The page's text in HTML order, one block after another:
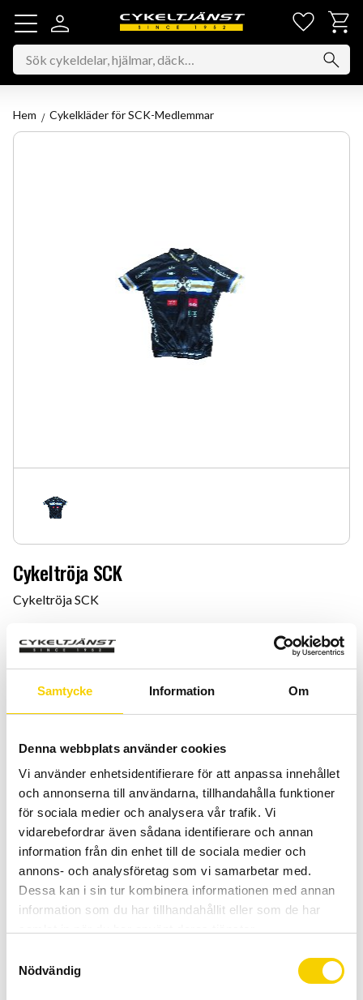
Samtycke Information Om
Denna webbplats använder cookies
Vi använder enhetsidentifierare för att anpassa innehållet
och annonserna till användarna, tillhandahålla funktioner
för sociala medier och analysera vår trafik. Vi
vidarebefordrar även sådana identifierare och annan
information från din enhet till de sociala medier och
annons- och analysföretag som vi samarbetar med.
Dessa kan i sin tur kombinera informationen med annan
information som du har tillhandahållit eller som de har
Nödvändig
Meny
Hem Cykelkläder för SCK-Medlemmar
Cykeltröja SCK
Cykeltröja SCK
599:-
Antal
-
KÖP
Certifierad cykelservice & Shimano Service Center
Allt inom cykel på ett ställe
Kunnig personal och hög kundnöjdhet